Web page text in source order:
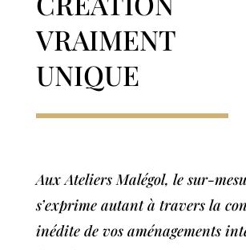
VRAIMENT
UNIQUE
Aux Ateliers Malégol, le sur-
s’exprime autant à travers la
inédite de vos aménagements